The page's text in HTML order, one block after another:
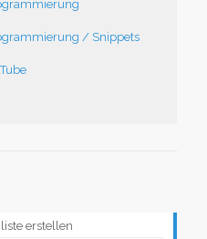
/ Snippets
erstellen